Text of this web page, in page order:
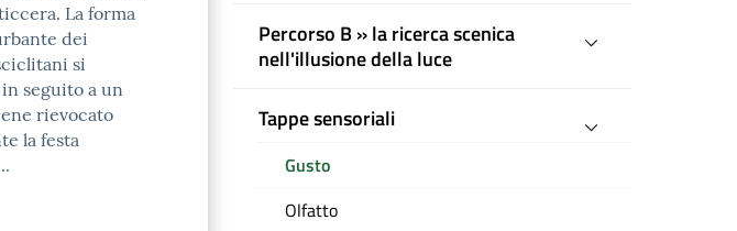
La forma
dei
si
seguito a un
rievocato
la festa
Percorso B » la ricerca scenica
nell'illusione della luce
Tappe sensoriali
Gusto
Olfatto